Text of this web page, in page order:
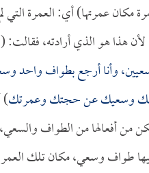
مكان عمرتها) أي: العمرة التي
لأن هذا هو الذي أرادته، فقالت: (
وأنا أرجع بطواف واحد
وسعيك عن حجتك وعمرتك)
من أفعالها من الطواف
طواف وسعي، مكان تلك